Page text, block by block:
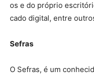
os e do próprio
cado digital, entre
Sefras
O Sefras, é um